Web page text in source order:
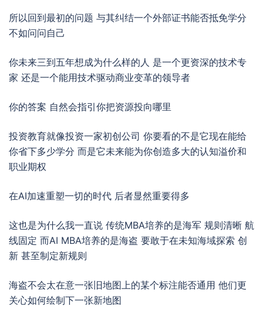
所以回到最初的问题 与其纠结一个外部证书能否抵免学分
不如问问自己
你未来三到五年想成为什么样的人 是一个更资深的技术专
家 还是一个能用技术驱动商业变革的领导者
你的答案 自然会指引你把资源投向哪里
投资教育就像投资一家初创公司 你要看的不是它现在能给
你省下多少学分 而是它未来能为你创造多大的认知溢价和
职业期权
在AI加速重塑一切的时代 后者显然重要得多
这也是为什么我一直说 传统MBA培养的是海军 规则清晰 航
线固定 而AI MBA培养的是海盗 要敢于在未知海域探索 创
新 甚至制定新规则
海盗不会太在意一张旧地图上的某个标注能否通用 他们更
关心如何绘制下一张新地图